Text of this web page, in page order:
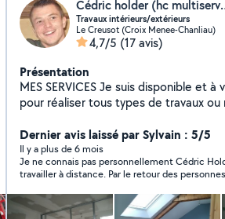
Cédric
Travaux intérieurs/extérieurs
Le Creusot (Croix Menee-Chanliau)
4,7/5 (17 avis)
Présentation
MES SERVICES Je suis disponible et
pour réaliser tous types de travaux ou
tâches que vous ne voulez/pouvez pas
même. J'étudierai avec vous le projet
déciderons ensemble de sa réalisation
bénéficier du crédit impôt 50%
coopérative. Location matériel
Dernier avis laissé par Sylvain : 5/5
Il y a plus de 6 mois
Je ne connais pas personnellement Cédric
travailler à distance. Par le retour des
par sa rapidité, son adaptation et les photos qu'il
durant le chantier.